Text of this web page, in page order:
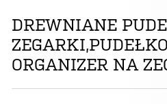
DREWNIANE
ORGANIZER NA